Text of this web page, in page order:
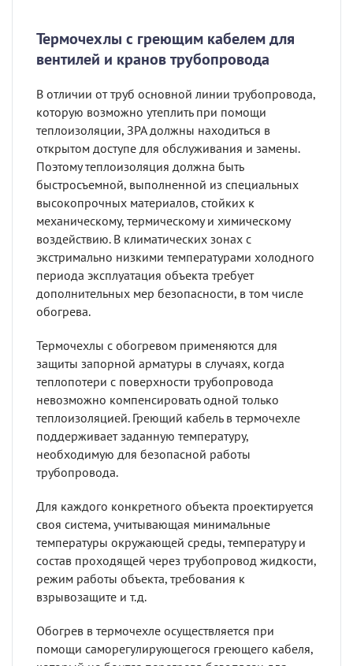
Термочехлы с греющим кабелем для
вентилей и кранов трубопровода
В отличии от труб основной линии трубопровода,
которую возможно утеплить при помощи
теплоизоляции, ЗРА должны находиться в
открытом доступе для обслуживания и замены.
Поэтому теплоизоляция должна быть
быстросъемной, выполненной из специальных
высокопрочных материалов, стойких к
механическому, термическому и химическому
воздействию. В климатических зонах с
экстримально низкими температурами холодного
периода эксплуатация объекта требует
дополнительных мер безопасности, в том числе
обогрева.
Термочехлы с обогревом применяются для
защиты запорной арматуры в случаях, когда
теплопотери с поверхности трубопровода
невозможно компенсировать одной только
теплоизоляцией. Греющий кабель в термочехле
поддерживает заданную температуру,
необходимую для безопасной работы
трубопровода.
Для каждого конкретного объекта проектируется
своя система, учитывающая минимальные
температуры окружающей среды, температуру и
состав проходящей через трубопровод жидкости,
режим работы объекта, требования к
взрывозащите и т.д.
Обогрев в термочехле осуществляется при
помощи саморегулирующегося греющего кабеля,